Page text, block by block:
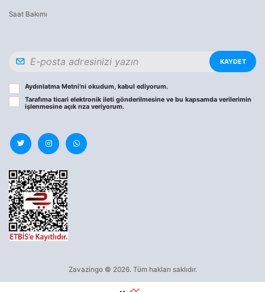
Saat Bakımı
KAYDET
Aydınlatma Metni’ni okudum, kabul ediyorum.
Tarafıma ticari elektronik ileti gönderilmesine ve bu kapsamda verilerimin
işlenmesine açık rıza veriyorum.
Zavazingo © 2026. Tüm hakları saklıdır.